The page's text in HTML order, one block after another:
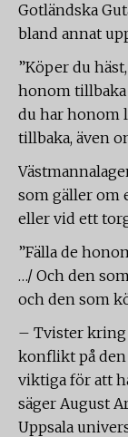
Gotländska
bland annat
”Köper du
honom tillbaka
du har honom
tillbaka, även
som gäller om
eller vid ett
”Fälla de
…/ Och den
och den som
– Tvister kring
konflikt på den
viktiga för att
säger August
Uppsala